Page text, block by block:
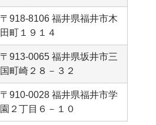
〒918-8106 福井県福井市木
田町１９１４
〒913-0065 福井県坂井市三
国町崎２８－３２
〒910-0028 福井県福井市学
園２丁目６－１０